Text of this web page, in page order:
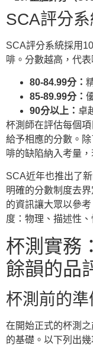
SCA評分
SCA評分系統採用
啡。分數越高，代
80-84.99分：
85-89.99分：
90分以上： 卓
杯測師在評估每個
給予相應的分數。
啡的缺陷納入考量
SCA近年也推出了
明確的分數制度去
的資訊讓大眾以參
度：物理、描述性
杯測實務
餘韻的品
杯測前的
在開始正式的杯測
的基礎。以下列出幾